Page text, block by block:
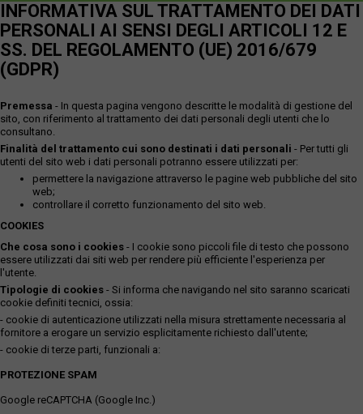
INFORMATIVA SUL TRATTAMENTO DEI DATI
PERSONALI AI SENSI DEGLI ARTICOLI 12 E
SS. DEL REGOLAMENTO (UE) 2016/679
(GDPR)
Premessa - In questa pagina vengono descritte le modalità di gestione del
sito, con riferimento al trattamento dei dati personali degli utenti che lo
consultano.
Finalità del trattamento cui sono destinati i dati personali - Per tutti gli
utenti del sito web i dati personali potranno essere utilizzati per:
permettere la navigazione attraverso le pagine web pubbliche del sito
web;
controllare il corretto funzionamento del sito web.
COOKIES
Che cosa sono i cookies - I cookie sono piccoli file di testo che possono
essere utilizzati dai siti web per rendere più efficiente l'esperienza per
l'utente.
Tipologie di cookies - Si informa che navigando nel sito saranno scaricati
cookie definiti tecnici, ossia:
- cookie di autenticazione utilizzati nella misura strettamente necessaria al
fornitore a erogare un servizio esplicitamente richiesto dall'utente;
- cookie di terze parti, funzionali a:
PROTEZIONE SPAM
Google reCAPTCHA (Google Inc.)